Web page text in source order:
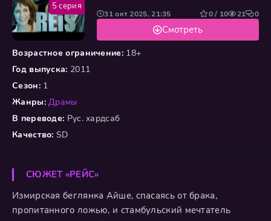
Возрастное ограничение:18+
Год выпуска: 2011
Сезон:1
Жанры: Драмы
В переводе: Рус. хардсаб
Качество: SD
Смотреть
31 окт 2025, 21:35 0 / 10 21 0
5 серия
СЮЖЕТ «РЕЙС»
Измирская беглянка Айше, спасаясь от брака,
пропитанного ложью, и стамбульский мечтатель